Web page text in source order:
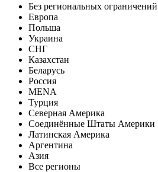
Без региональных
Европа
Польша
Украина
СНГ
Казахстан
Беларусь
Россия
MENA
Турция
Северная Америка
Соединённые Штаты Америки
Латинская Америка
Аргентина
Азия
Все регионы